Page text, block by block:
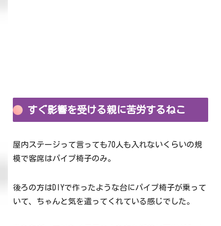
すぐ影響を受ける親に苦労するねこ
屋内ステージって言っても70人も入れないくらいの規
模で客席はパイプ椅子のみ。
後ろの方はDIYで作ったような台にパイプ椅子が乗って
いて、ちゃんと気を遣ってくれている感じでした。